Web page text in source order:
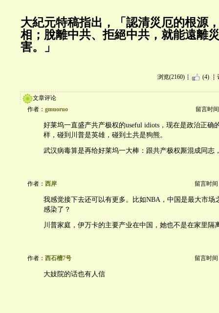
大紀元特稿指出，「認清災厄的根源
相；脫離中共、拒絕中共，就能遠離
害。」
浏览(2160) (4)
文章评论
作者： gmuoruo 留言时
好莱坞一直盛产共产极权的useful idiots，现在是政治正确
样，碰到川普是英雄，碰到土共是狗熊。
武汉病毒算是再给好莱坞一大棒：跟共产极权厮混成同志
作者： 西岸 留言时间
我感觉接下去还可以有更多。比如NBA，中国是最大市场
感染了？
川普家庭，伊万卡的主要产业在中国，她也不是在家里隔
作者： 西石槽7号 留言时间
大妓院的话也有人信